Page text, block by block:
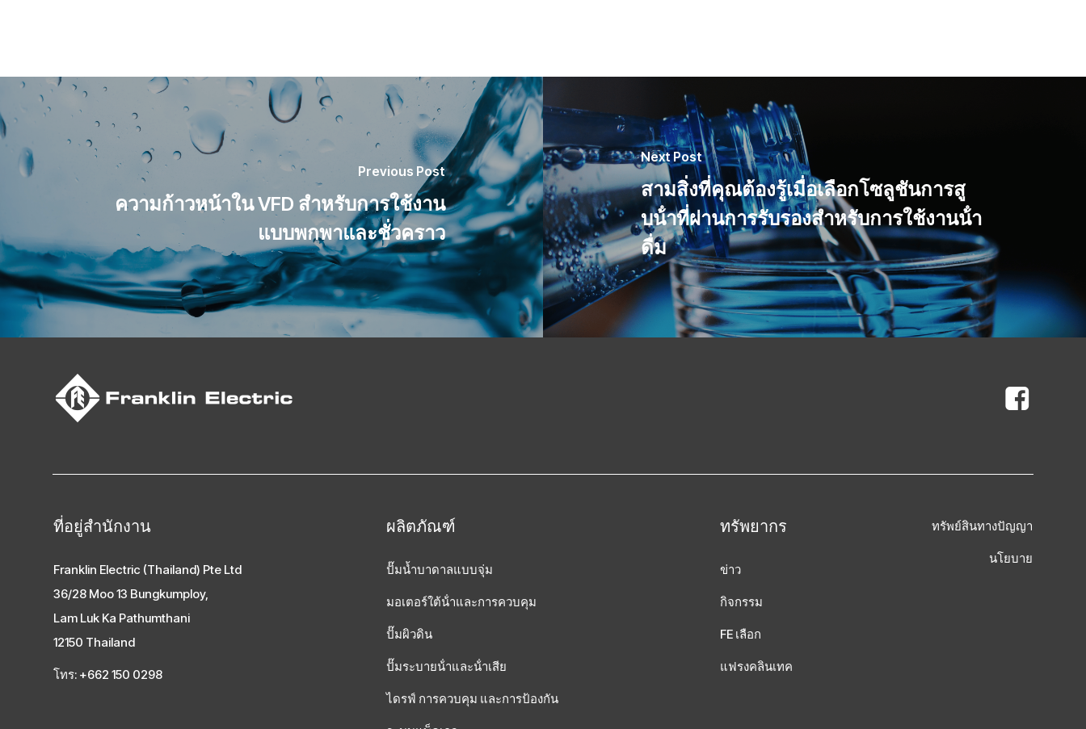
Previous Post
ความก้าวหน้าใน VFD สําหรับการใช้งาน
แบบพกพาและชั่วคราว
Next Post
สามสิ่งที่คุณต้องรู้เมื่อเลือกโซลูชันการสู
บน้ําที่ผ่านการรับรองสําหรับการใช้งานน้ํา
ดื่ม
ที่อยู่สํานักงาน
Franklin Electric (Thailand) Pte Ltd
36/28 Moo 13 Bungkumploy,
Lam Luk Ka Pathumthani
12150 Thailand
โทร: +662 150 0298
ผลิตภัณฑ์
ปั๊มน้ำบาดาลแบบจุ่ม
มอเตอร์ใต้น้ําและการควบคุม
ปั๊มผิวดิน
ปั๊มระบายน้ําและน้ําเสีย
ไดรฟ์ การควบคุม และการป้องกัน
ทรัพยากร
ข่าว
กิจกรรม
FE เลือก
แฟรงคลินเทค
ทรัพย์สินทางปัญญา
นโยบาย